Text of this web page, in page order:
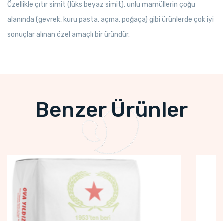
Özellikle çıtır simit (lüks beyaz simit), unlu mamüllerin çoğu
alanında (gevrek, kuru pasta, açma, poğaça) gibi ürünlerde çok iyi
sonuçlar alınan özel amaçlı bir üründür.
Benzer Ürünler